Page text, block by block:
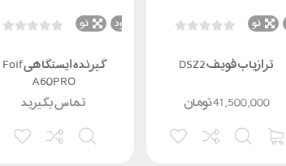
نو
ترازیاب فویف DSZ2
تومان41,500,000
ناموجود نو
گیرنده ایستگاهی Foif
A60PRO
تماس بگیرید